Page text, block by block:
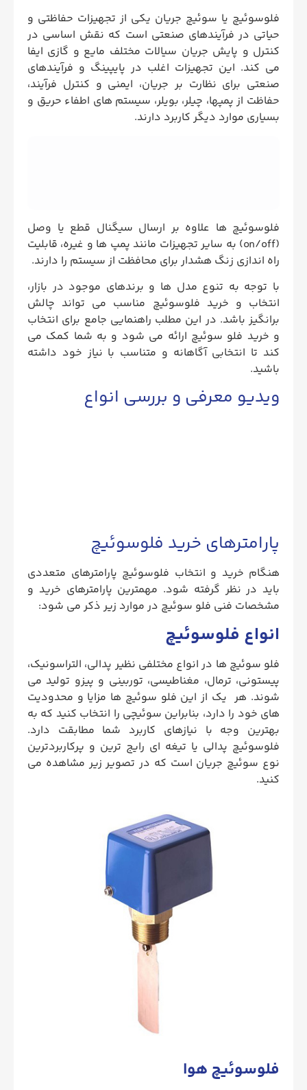
فلوسوئیچ یا سوئیچ جریان یکی از تجهیزات حفاظتی و
حیاتی در فرآیندهای صنعتی است که نقش اساسی در
کنترل و پایش جریان سیالات مختلف مایع و گازی ایفا
می کند. این تجهیزات اغلب در پایپینگ و فرآیندهای
صنعتی برای نظارت بر جریان، ایمنی و کنترل فرآیند،
حفاظت از پمپها، چیلر، بویلر، سیستم های اطفاء حریق و
بسیاری موارد دیگر کاربرد دارند.
فلوسوئیچ ها علاوه بر ارسال سیگنال قطع یا وصل
(on/off) به سایر تجهیزات مانند پمپ ها و غیره، قابلیت
راه‌ اندازی زنگ هشدار برای محافظت از سیستم را دارند.
با توجه به تنوع مدل ها و برندهای موجود در بازار،
انتخاب و خرید فلوسوئیچ مناسب می تواند چالش
برانگیز باشد. در این مطلب راهنمایی جامع برای انتخاب
و خرید فلو سوئیچ ارائه می شود و به شما کمک می
کند تا انتخابی آگاهانه و متناسب با نیاز خود داشته
باشید.
ویدیو معرفی و بررسی انواع
پارامترهای خرید فلوسوئیچ
هنگام خرید و انتخاب فلوسوئیچ پارامترهای متعددی
باید در نظر گرفته شود. مهمترین پارامترهای خرید و
مشخصات فنی فلو سوئیچ در موارد زیر ذکر می شود:
انواع فلوسوئیچ
فلو سوئیچ ها در انواع مختلفی نظیر پدالی، التراسونیک،
پیستونی، ترمال، مغناطیسی، توربینی و پیزو تولید می
شوند. هر یک از این فلو سوئیچ ها مزایا و محدودیت
های خود را دارد، بنابراین سوئیچی را انتخاب کنید که به
بهترین وجه با نیازهای کاربرد شما مطابقت دارد.
فلوسوئیچ پدالی یا تیغه ای رایج ترین و پرکاربردترین
نوع سوئیچ جریان است که در تصویر زیر مشاهده می
کنید.
فلوسوئیچ هوا